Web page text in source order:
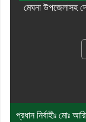
মেঘনা উপজেলাসহ
প্রধান নির্বাহীঃ মোঃ